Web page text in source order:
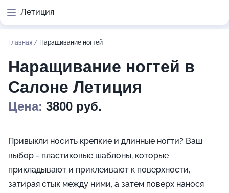
Летиция
Главная / Наращивание ногтей
Наращивание ногтей в
Салоне Летиция
Цена: 3800 руб.
Привыкли носить крепкие и длинные ногти? Ваш
выбор - пластиковые шаблоны, которые
прикладывают и приклеивают к поверхности,
затирая стык между ними, а затем поверх нанося